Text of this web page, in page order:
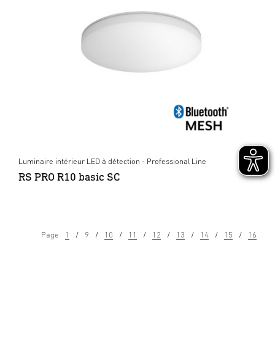
Luminaire intérieur LED à détection - Professional Line
RS PRO R10 basic SC
Page 1 9 10 11 12 13 14 15 16